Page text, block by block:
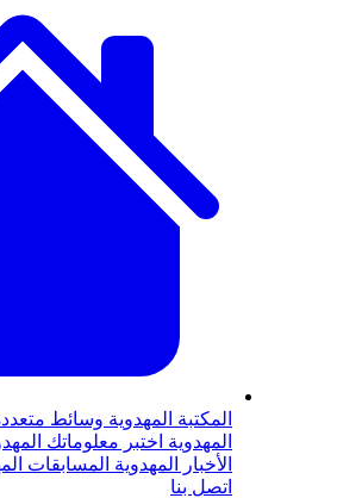
المكتبة المهدوية وسائط
المهدوية اختبر معلوماتك
الأخبار المهدوية المسابقات
اتصل بنا